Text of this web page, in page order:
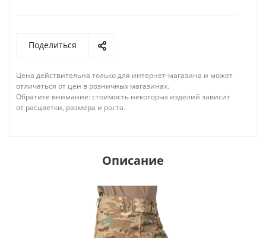
Поделиться
Цена действительна только для интернет-магазина и может
отличаться от цен в розничных магазинах.
Обратите внимание: стоимость некоторых изделий зависит
от расцветки, размера и роста.
Описание